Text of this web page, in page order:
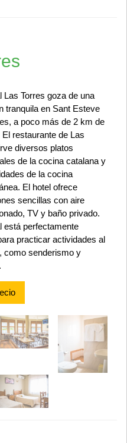
Las Torres goza de una
tranquila en Sant Esteve
a poco más de 2 km de
El restaurante de Las
diversos platos
de la cocina catalana y
de la cocina
El hotel ofrece
sencillas con aire
TV y baño privado.
está perfectamente
practicar actividades al
como senderismo y